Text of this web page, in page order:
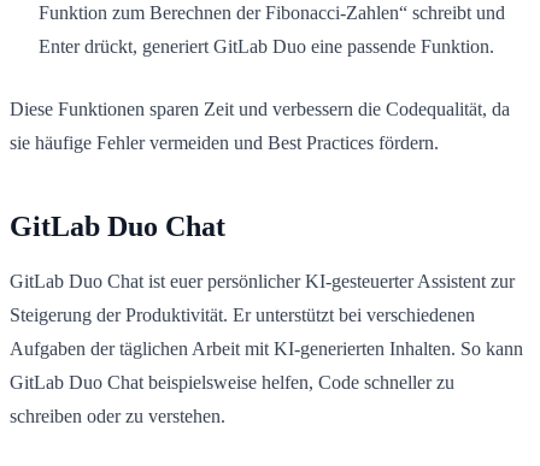
Funktion zum Berechnen der Fibonacci-Zahlen“ schreibt und
Enter drückt, generiert GitLab Duo eine passende Funktion.
Diese Funktionen sparen Zeit und verbessern die Codequalität, da
sie häufige Fehler vermeiden und Best Practices fördern.
GitLab Duo Chat
GitLab Duo Chat ist euer persönlicher KI-gesteuerter Assistent zur
Steigerung der Produktivität. Er unterstützt bei verschiedenen
Aufgaben der täglichen Arbeit mit KI-generierten Inhalten. So kann
GitLab Duo Chat beispielsweise helfen, Code schneller zu
schreiben oder zu verstehen.